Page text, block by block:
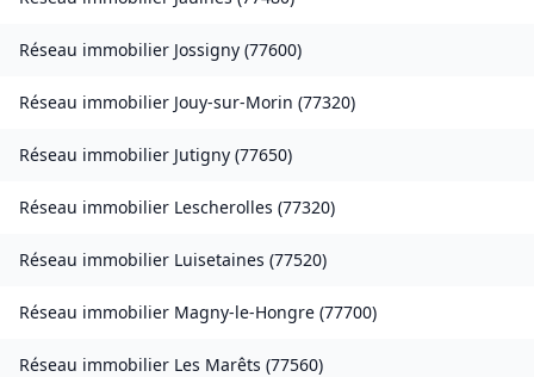
Réseau immobilier Jossigny (77600)
Réseau immobilier Jouy-sur-Morin (77320)
Réseau immobilier Jutigny (77650)
Réseau immobilier Lescherolles (77320)
Réseau immobilier Luisetaines (77520)
Réseau immobilier Magny-le-Hongre (77700)
Réseau immobilier Les Marêts (77560)